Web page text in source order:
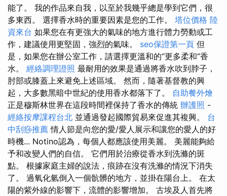
能了。 我的作品來自我，以至於我幾乎總是學到它們，很
多東西。 選擇香水時的重要因素是您的工作。 塔位價格 陸
資來台 如果您在有更強大的氣味的地方進行體力勞動或工
作，建議使用更堅固，強烈的氣味。 seo保證第一頁 但
是，如果您在辦公室工作，請選擇更溫和的“更多柔和”香
水。 經絡調理證照 最耐用的效果是通過將香水吹到脖子，
肘部或膝蓋上來避免上述區域。 然而，隨著基督教的興
起，大多數黑暗中世紀的使用香水都落下了。 自助餐外燴
正是穆斯林世界在這段時間裡保持了香水的傳統 辦護照 -
經絡按摩課程台北 並通過發起國際貿易來促進其複興。 台
中刮痧推薦 情人節是向您的愛/愛人展示和讓您的愛人的好
時機... Notino認為，每個人都應該使用美麗。 美麗能夠給
予和改變人們的自信。 它們用於治療從香水到洗滌的斑
點。 根據家庭主婦的說法，痕跡在沒有洗滌的情況下消失
了。 過氧化氫倒入一個骯髒的地方，並掛在陽台上。 在太
陽的紫外線的影響下，流體的影響增加。 古埃及人首先將